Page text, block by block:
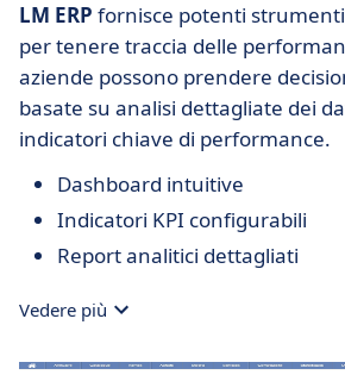
LM ERP fornisce potenti
per tenere traccia delle
aziende possono prendere
basate su analisi dettagliate dei
indicatori chiave di performance.
Dashboard intuitive
Indicatori KPI configurabili
Report analitici dettagliati
Vedere più